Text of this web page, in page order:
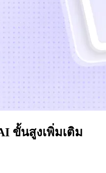
ขั้นสูงเพิ่มเติม